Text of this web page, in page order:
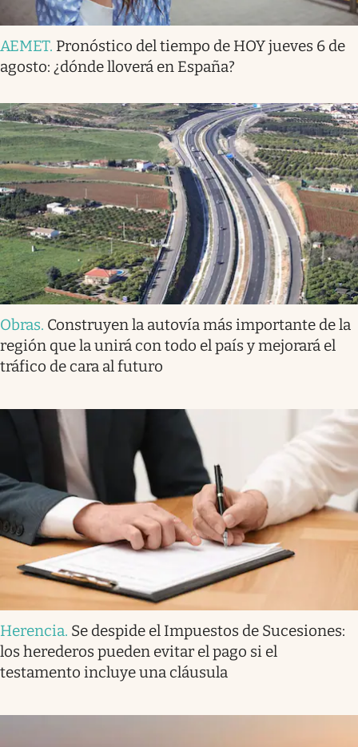
AEMET. Pronóstico del tiempo de HOY jueves 6 de
agosto: ¿dónde lloverá en España?
Obras. Construyen la autovía más importante de la
región que la unirá con todo el país y mejorará el
tráfico de cara al futuro
Herencia. Se despide el Impuestos de Sucesiones:
los herederos pueden evitar el pago si el
testamento incluye una cláusula